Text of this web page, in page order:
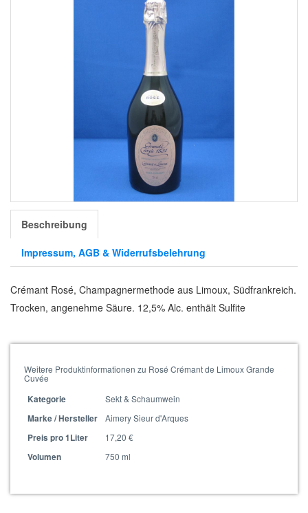
Beschreibung
Impressum, AGB & Widerrufsbelehrung
Crémant Rosé, Champagnermethode aus Limoux, Südfrankreich.
Trocken, angenehme Säure. 12,5% Alc. enthält Sulfite
Weitere Produktinformationen zu Rosé Crémant de Limoux Grande
Cuvée
Kategorie
Sekt & Schaumwein
Marke / Hersteller
Aimery Sieur d'Arques
Preis pro 1Liter
17,20 €
Volumen
750 ml